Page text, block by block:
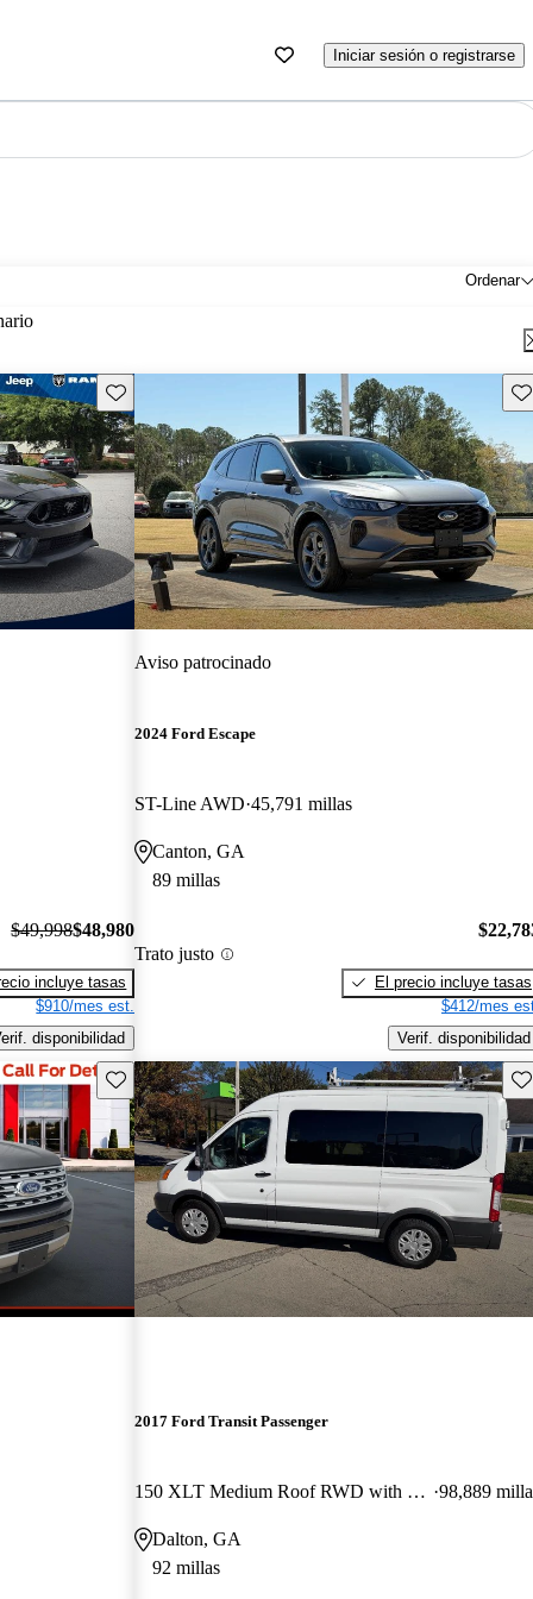
Iniciar sesión o registrarse
Ordenar
Guarda este Aviso
$49,998$48,980
incluye tasas
$910/mes est.
disponibilidad
Aviso patrocinado
2024 Ford Escape
ST-Line AWD 45,791 millas
Canton, GA
89 millas
Trato justo
El precio incluye tasas
$412/mes
Verif. disponibilidad
Guarda este Aviso
2017 Ford Transit Passenger
150 XLT Medium Roof RWD with Sliding Passenger-Side Door 98,889
Dalton, GA
92 millas